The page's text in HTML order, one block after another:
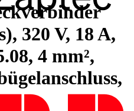
320 V, 18 A,
4 mm²,